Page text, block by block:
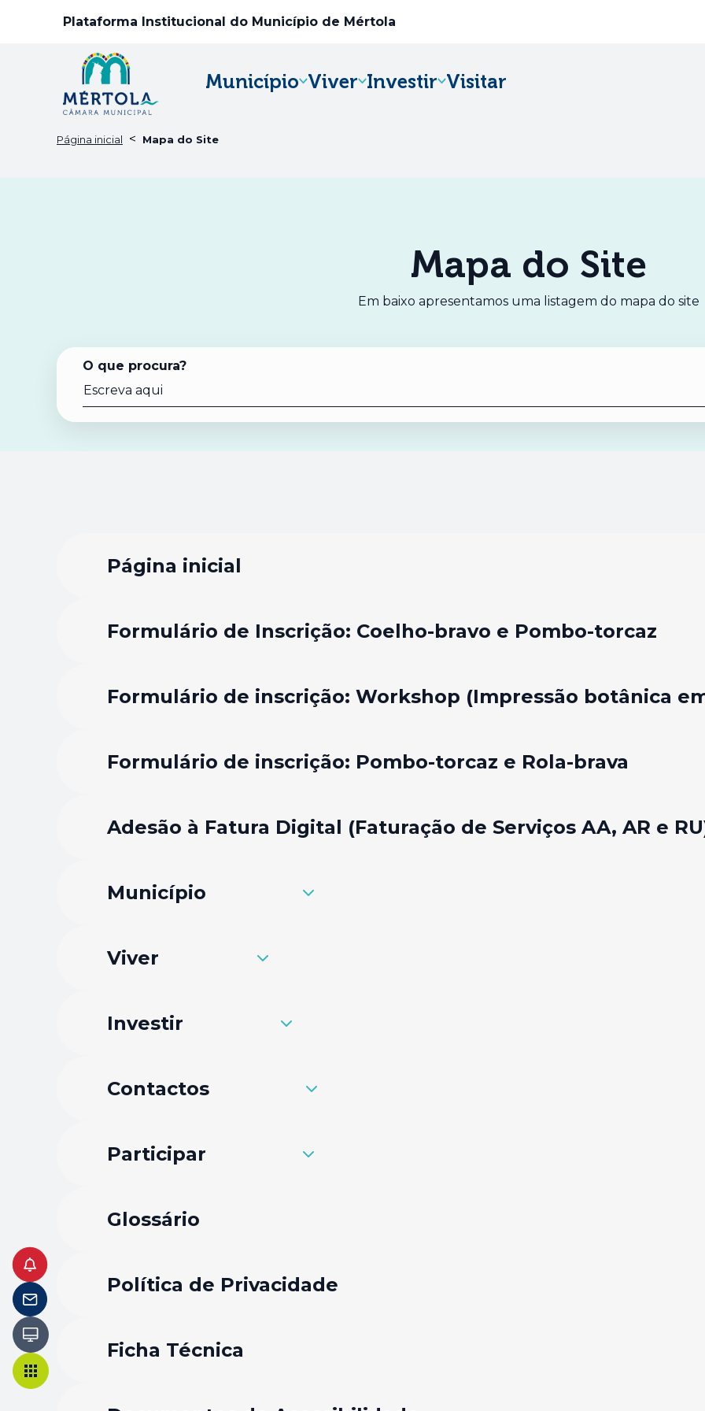
Plataforma Institucional do Município de Mértola
Município Viver Investir Visitar
Abre num novo separador
Página inicial < Mapa do Site
Mapa do Site
Em baixo apresentamos uma listagem do mapa do site
O que procura?
Página inicial
Formulário de Inscrição: Coelho-bravo e Pombo-torcaz
Formulário de inscrição: Workshop (Impressão botânica
Formulário de inscrição: Pombo-torcaz e Rola-brava
Adesão à Fatura Digital (Faturação de Serviços AA, AR e
Município
Viver
Investir
Contactos
Participar
Glossário
Política de Privacidade
Ficha Técnica